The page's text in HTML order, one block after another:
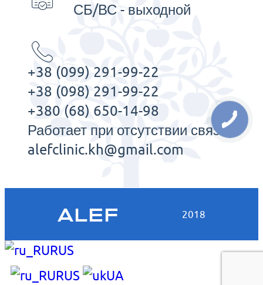
СБ/ВС - выходной
+38 (099) 291-99-22
+38 (098) 291-99-22
+380 (68) 650-14-98
Работает при отсутствии связи
alefclinic.kh@gmail.com
RUS
RUS
UA